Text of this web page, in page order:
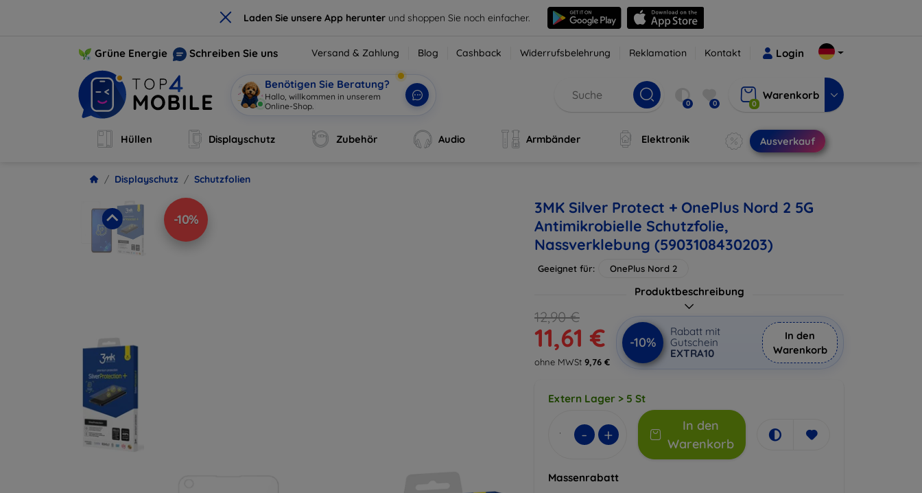
× Laden Sie unsere App herunter und shoppen Sie noch einfacher.
Grüne Energie Schreiben Sie uns Versand & Zahlung Blog Cashback Widerrufsbelehrung Reklamation Kontakt Login
Benötigen Sie Beratung?
Hallo, willkommen in unserem
Online-Shop.
0 0 0
Warenkorb
Hüllen Displayschutz Zubehör Audio Armbänder Elektronik Ausverkauf
Displayschutz Schutzfolien
-10%
3MK Silver Protect + OnePlus Nord 2 5G
Antimikrobielle Schutzfolie,
Nassverklebung (5903108430203)
Geeignet für: OnePlus Nord 2
Produktbeschreibung
12,90 €
11,61 €
ohne MWSt 9,76 €
-10%
Rabatt mit
Gutschein
EXTRA10
In den
Warenkorb
Extern Lager > 5 St
- +
In den
Warenkorb
Massenrabatt